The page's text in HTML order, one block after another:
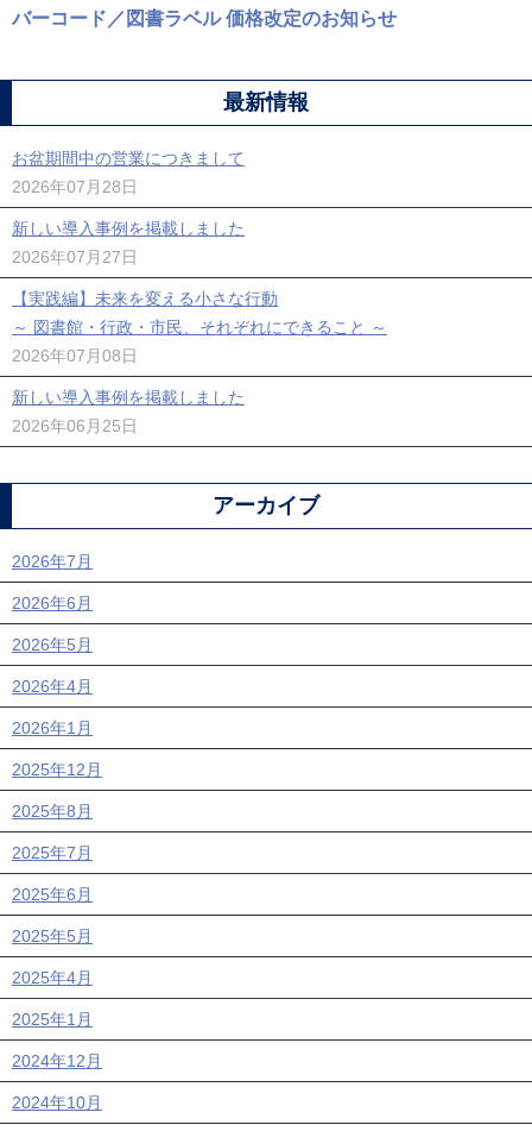
バーコード／図書ラベル 価格改定のお知らせ
最新情報
お盆期間中の営業につきまして
2026年07月28日
新しい導入事例を掲載しました
2026年07月27日
【実践編】未来を変える小さな行動
～ 図書館・行政・市民、それぞれにできること ～
2026年07月08日
新しい導入事例を掲載しました
2026年06月25日
アーカイブ
2026年7月
2026年6月
2026年5月
2026年4月
2026年1月
2025年12月
2025年8月
2025年7月
2025年6月
2025年5月
2025年4月
2025年1月
2024年12月
2024年10月